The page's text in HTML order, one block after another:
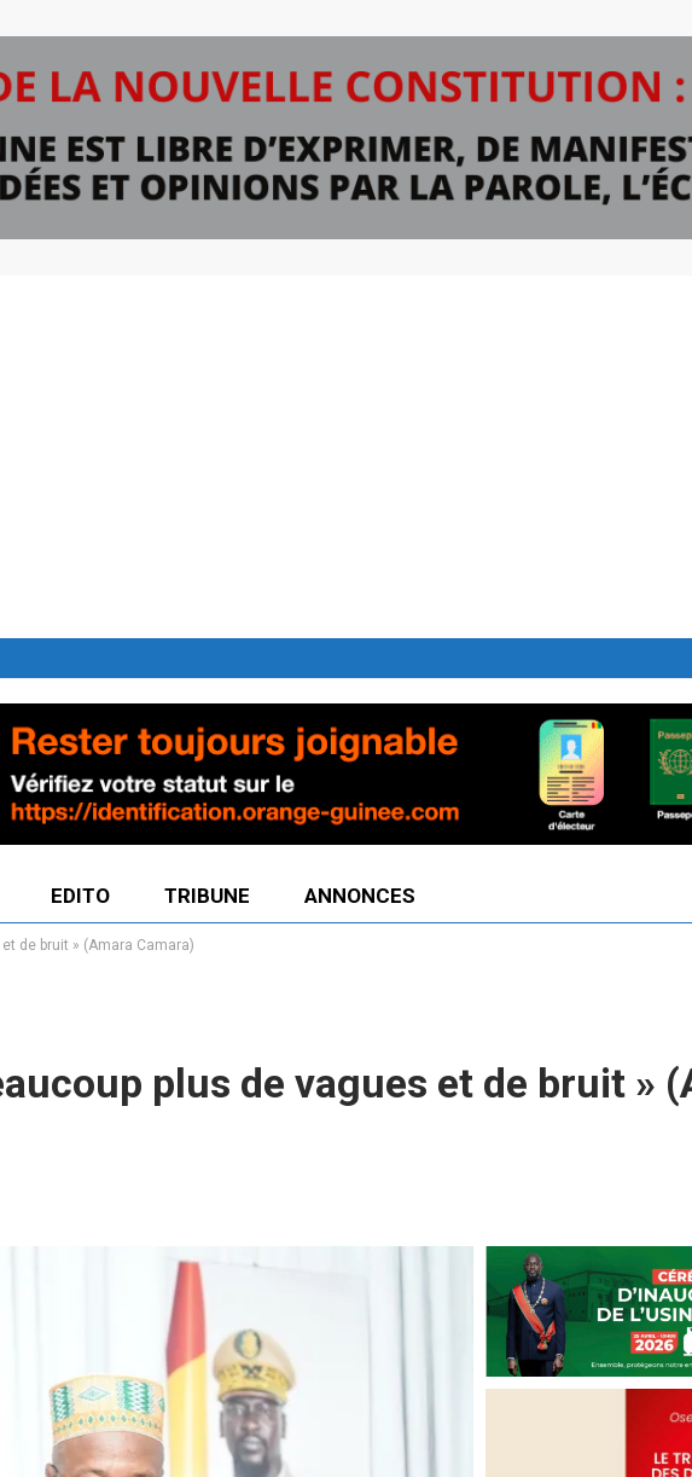
EDITO TRIBUNE ANNONCES
de bruit » (Amara Camara)
plus de vagues et de bruit »